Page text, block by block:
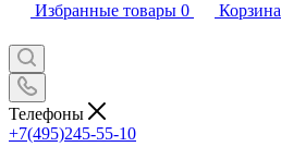
Избранные товары 0 Корзина
Телефоны
+7(495)245-55-10